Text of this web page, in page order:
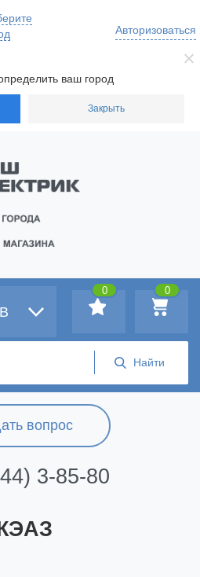
ваш город
Закрыть
Авторизоваться
вопрос
3-85-80
0
0